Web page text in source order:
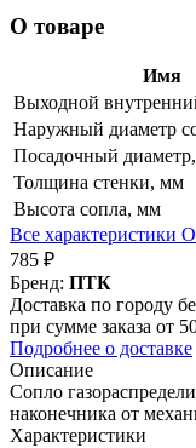
О товаре
Имя
Выходной
Наружный диаметр
Посадочный
Толщина стенки, мм
Высота сопла, мм
Все характеристики
785 ₽
Бренд: ПТК
Доставка по городу
при сумме заказа от
Подробнее о доставке
Описание
Сопло
наконечника от
Характеристики